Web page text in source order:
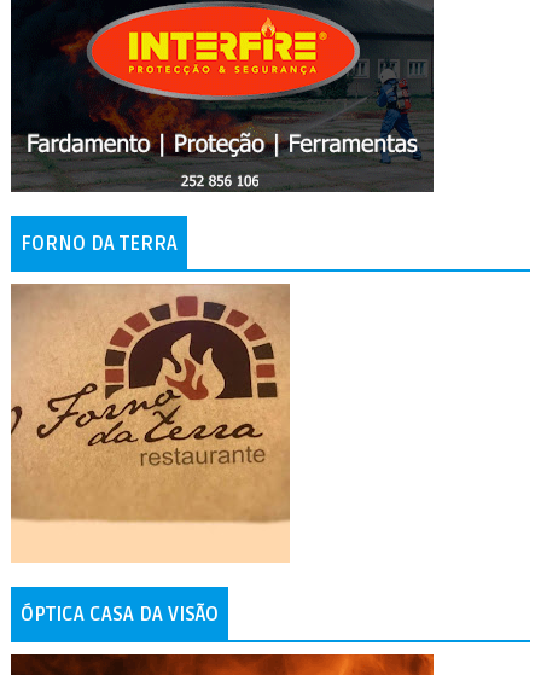
FORNO DA TERRA
ÓPTICA CASA DA VISÃO